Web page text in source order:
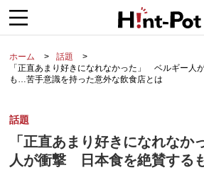
ホーム
話題
「正直あまり好きになれなかった」 ベルギー人
も…苦手意識を持った意外な飲食店とは
話題
「正直あまり好きになれな
人が衝撃 日本食を絶賛する